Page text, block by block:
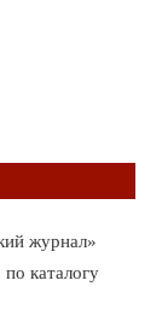
журнал»
каталогу